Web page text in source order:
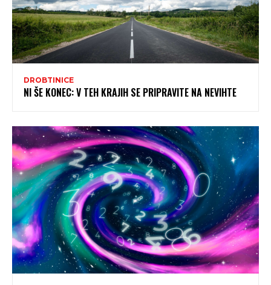
DROBTINICE
NI ŠE KONEC: V TEH KRAJIH SE PRIPRAVITE NA NEVIHTE